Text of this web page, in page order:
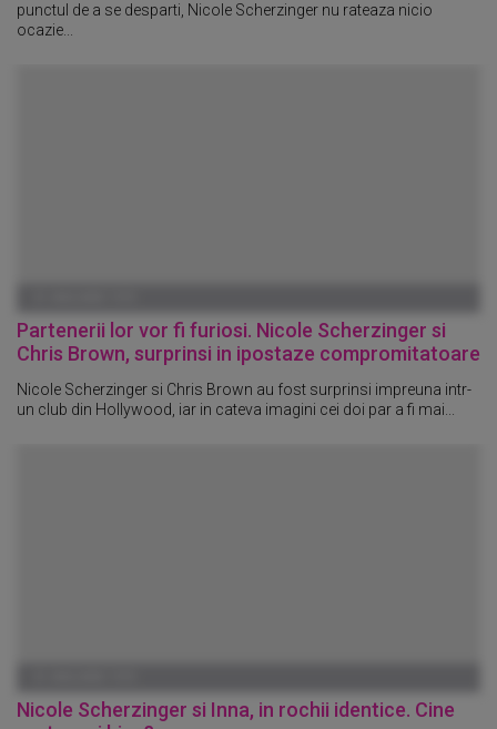
punctul de a se desparti, Nicole Scherzinger nu rateaza nicio
ocazie...
Partenerii lor vor fi furiosi. Nicole Scherzinger si
Chris Brown, surprinsi in ipostaze compromitatoare
Nicole Scherzinger si Chris Brown au fost surprinsi impreuna intr-
un club din Hollywood, iar in cateva imagini cei doi par a fi mai...
Nicole Scherzinger si Inna, in rochii identice. Cine